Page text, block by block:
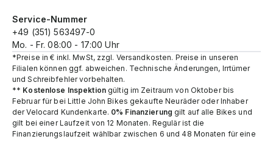
Service-Nummer
+49 (351) 563497-0
Mo. - Fr. 08:00 - 17:00 Uhr
*Preise in € inkl. MwSt, zzgl. Versandkosten. Preise in unseren
Filialen können ggf. abweichen. Technische Änderungen, Irrtümer
und Schreibfehler vorbehalten.
** Kostenlose Inspektiongültig im Zeitraum von Oktober bis
Februar für bei Little John Bikes gekaufte Neuräder oder Inhaber
der Velocard Kundenkarte. 0% Finanzierung gilt auf alle Bikes und
gilt bei einer Laufzeit von 12 Monaten. Regulär ist die
Finanzierungslaufzeit wählbar zwischen 6 und 48 Monaten für eine